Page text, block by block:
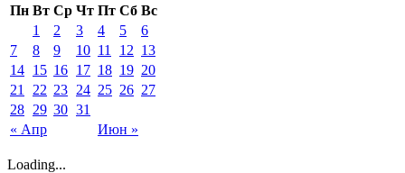
Пн Вт Ср Чт Пт Сб Вс
« Апр Июн »
1 2 3 4 5
6
7
8 9 10 11 12 13
14 15 16 17 18 19 20
21
22 23 24 25 26 27
28 29 30 31
Loading...